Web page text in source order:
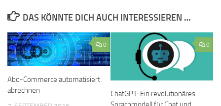
DAS KÖNNTE DICH AUCH INTERESSIEREN …
0
Abo-Commerce automatisiert
abrechnen
0
ChatGPT: Ein revolutionäres